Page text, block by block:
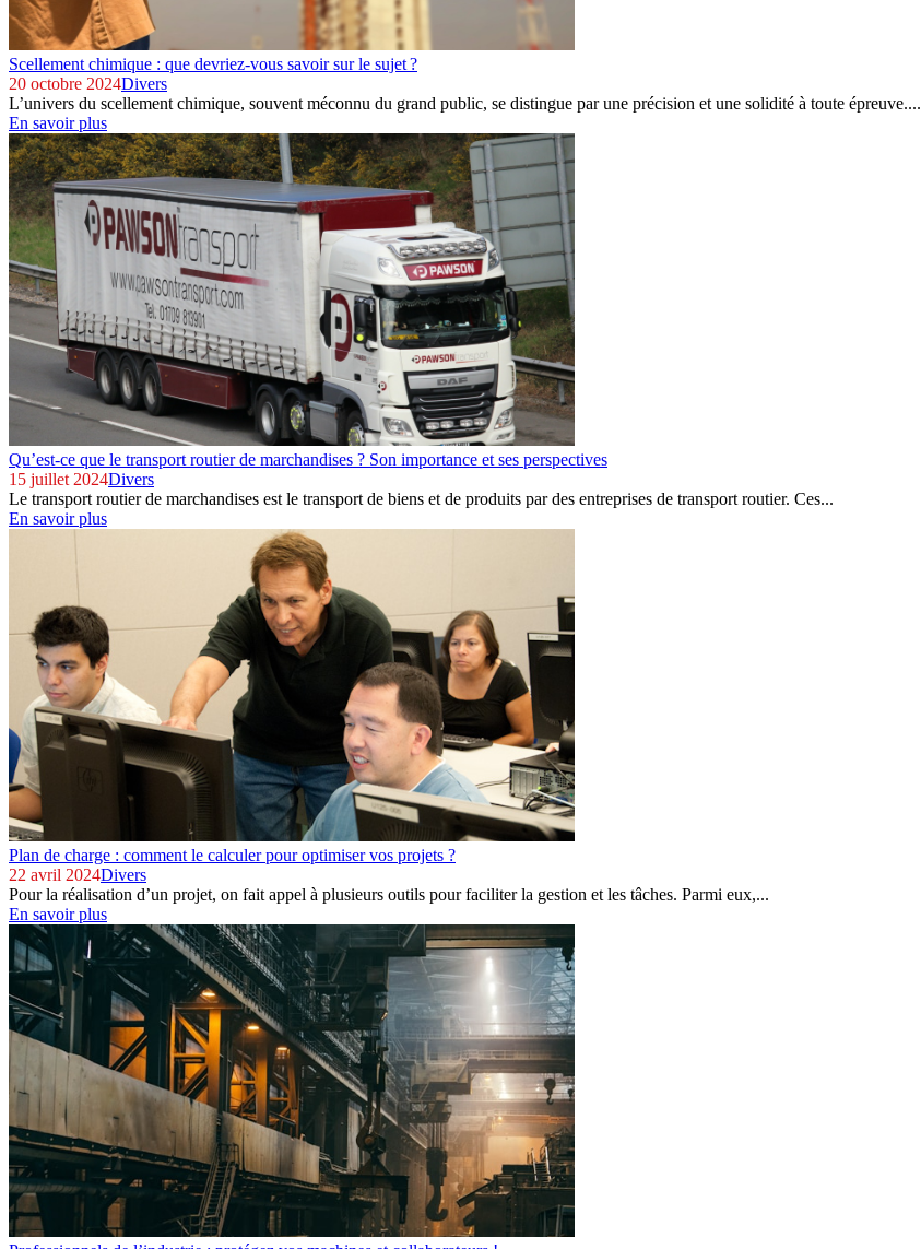
Scellement chimique : que devriez-vous savoir sur le sujet ?
20 octobre 2024Divers
L’univers du scellement chimique, souvent méconnu du grand public, se distingue par une précision et une solidité à toute épreuve....
En savoir plus
Qu’est-ce que le transport routier de marchandises ? Son importance et ses perspectives
15 juillet 2024Divers
Le transport routier de marchandises est le transport de biens et de produits par des entreprises de transport routier. Ces...
En savoir plus
Plan de charge : comment le calculer pour optimiser vos projets ?
22 avril 2024Divers
Pour la réalisation d’un projet, on fait appel à plusieurs outils pour faciliter la gestion et les tâches. Parmi eux,...
En savoir plus